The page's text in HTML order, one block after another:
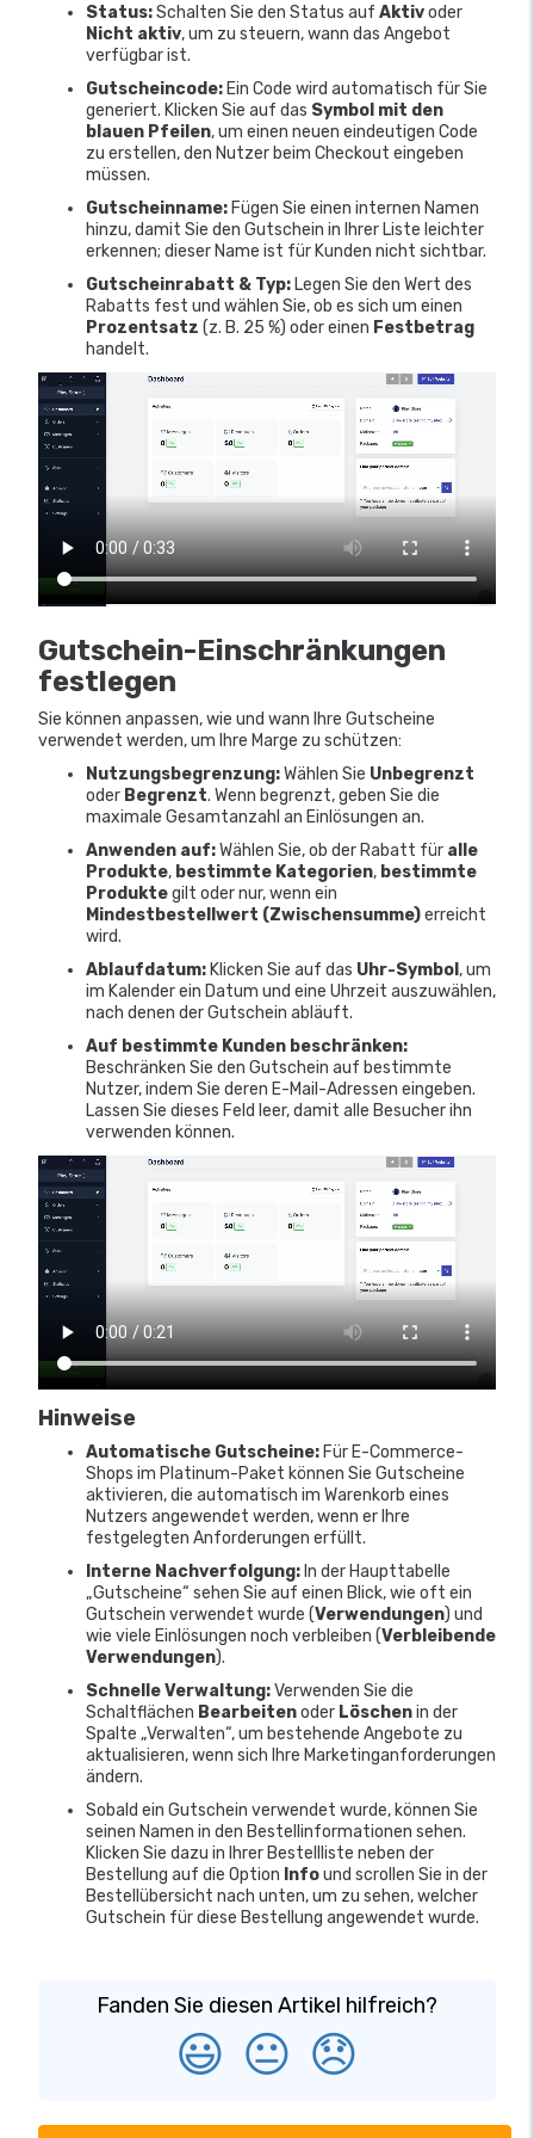
Status:Schalten Sie den Status auf Aktivoder
Nicht aktiv, um zu steuern, wann das Angebot
verfügbar ist.
Gutscheincode: Ein Code wird automatisch für Sie
generiert. Klicken Sie auf das Symbol mit den
blauen Pfeilen, um einen neuen eindeutigen Code
zu erstellen, den Nutzer beim Checkout eingeben
müssen.
Gutscheinname: Fügen Sie einen internen Namen
hinzu, damit Sie den Gutschein in Ihrer Liste leichter
erkennen; dieser Name ist für Kunden nicht sichtbar.
Gutscheinrabatt & Typ: Legen Sie den Wert des
Rabatts fest und wählen Sie, ob es sich um einen
Prozentsatz (z. B. 25 %) oder einen Festbetrag
handelt.
Gutschein-Einschränkungen
festlegen
Sie können anpassen, wie und wann Ihre Gutscheine
verwendet werden, um Ihre Marge zu schützen:
Nutzungsbegrenzung:Wählen Sie Unbegrenzt
oder Begrenzt. Wenn begrenzt, geben Sie die
maximale Gesamtanzahl an Einlösungen an.
Anwenden auf:Wählen Sie, ob der Rabatt für alle
Produkte, bestimmte Kategorien, bestimmte
Produktegilt oder nur, wenn ein
Mindestbestellwert (Zwischensumme)erreicht
wird.
Ablaufdatum: Klicken Sie auf das Uhr-Symbol , um
im Kalender ein Datum und eine Uhrzeit auszuwählen,
nach denen der Gutschein abläuft.
Auf bestimmte Kunden beschränken:
Beschränken Sie den Gutschein auf bestimmte
Nutzer, indem Sie deren E-Mail-Adressen eingeben.
Lassen Sie dieses Feld leer, damit alle Besucher ihn
verwenden können.
Hinweise
Automatische Gutscheine: Für E-Commerce-
Shops im Platinum-Paket können Sie Gutscheine
aktivieren, die automatisch im Warenkorb eines
Nutzers angewendet werden, wenn er Ihre
festgelegten Anforderungen erfüllt.
Interne Nachverfolgung: In der Haupttabelle
„Gutscheine“ sehen Sie auf einen Blick, wie oft ein
Gutschein verwendet wurde (Verwendungen) und
wie viele Einlösungen noch verbleiben (Verbleibende
Verwendungen).
Schnelle Verwaltung:Verwenden Sie die
Schaltflächen Bearbeitenoder Löschenin der
Spalte „Verwalten“, um bestehende Angebote zu
aktualisieren, wenn sich Ihre Marketinganforderungen
ändern.
Sobald ein Gutschein verwendet wurde, können Sie
seinen Namen in den Bestellinformationen sehen.
Klicken Sie dazu in Ihrer Bestellliste neben der
Bestellung auf die Option Infound scrollen Sie in der
Bestellübersicht nach unten, um zu sehen, welcher
Gutschein für diese Bestellung angewendet wurde.
Fanden Sie diesen Artikel hilfreich?
😃 😐 😞